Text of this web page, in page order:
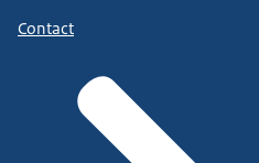
Contact